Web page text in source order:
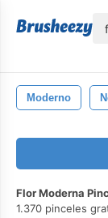
Moderno
Flor Moderna
1.370 pinceles